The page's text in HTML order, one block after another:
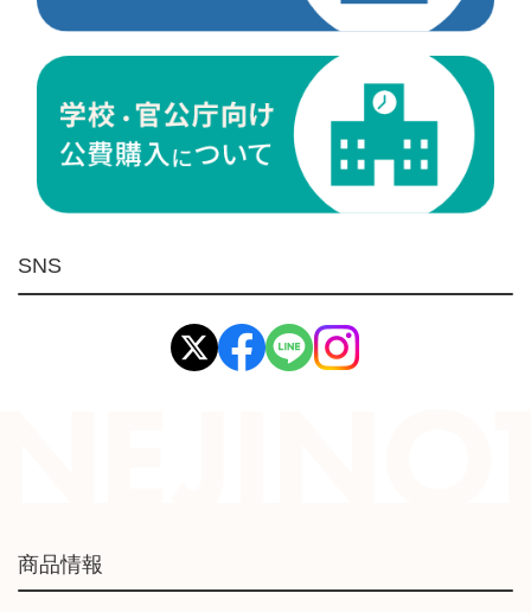
ケミカル製品
荷役伝導
環境安全用品
イマオ製品(IMAO)
工業資材(栃木屋)
SNS
商品情報